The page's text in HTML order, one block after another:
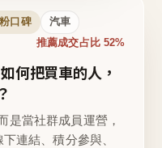
口碑 汽車
推薦成交占比 52%
何把買車的人，
是當社群成員運營，
連結、積分參與、